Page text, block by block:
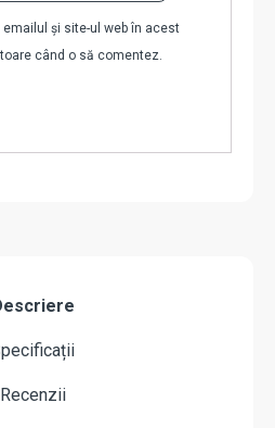
și site-ul web în acest
când o să comentez.
Recenzii